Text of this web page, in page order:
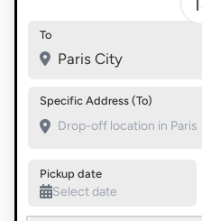
Swap pickup and destination
To
Paris City
Specific Address (To)
Pickup date